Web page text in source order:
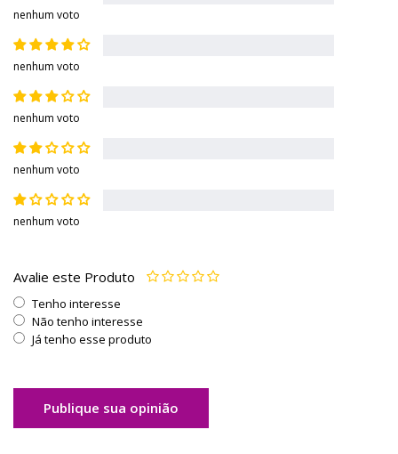
nenhum voto
nenhum voto
nenhum voto
nenhum voto
nenhum voto
Avalie este Produto
Tenho interesse
Não tenho interesse
Já tenho esse produto
Publique sua opinião